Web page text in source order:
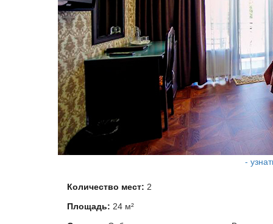
-
Количество мест: 2
Площадь: 24 м²